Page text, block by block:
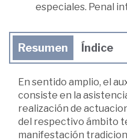
especiales. Penal
Resumen Índice
En sentido amplio, el
consiste en la
realización de
del respectivo ámbito
manifestación